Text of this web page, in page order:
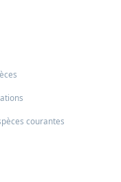
courantes